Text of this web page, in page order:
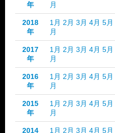
年
月
2018
年
1月 2月 3月 4月 5月
月
2017
年
1月 2月 3月 4月 5月
月
2016
年
1月 2月 3月 4月 5月
月
2015
年
1月 2月 3月 4月 5月
月
2014
1月 2月 3月 4月 5月